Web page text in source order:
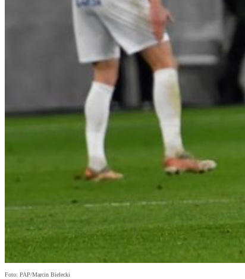
Foto: PAP/Marcin Bielecki